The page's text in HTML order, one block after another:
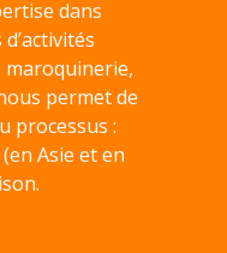
dans
maroquinerie,
permet de
processus :
Asie et en